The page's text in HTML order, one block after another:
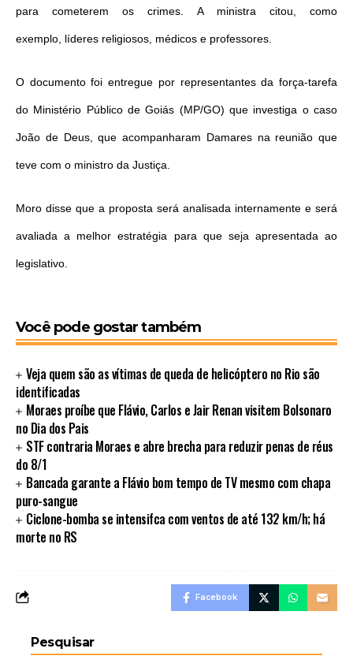
para cometerem os crimes. A ministra citou, como
exemplo, líderes religiosos, médicos e professores.
O documento foi entregue por representantes da força-tarefa
do Ministério Público de Goiás (MP/GO) que investiga o caso
João de Deus, que acompanharam Damares na reunião que
teve com o ministro da Justiça.
Moro disse que a proposta será analisada internamente e será
avaliada a melhor estratégia para que seja apresentada ao
legislativo.
Você pode gostar também
Veja quem são as vítimas de queda de helicóptero no Rio são
identificadas
Moraes proíbe que Flávio, Carlos e Jair Renan visitem Bolsonaro
no Dia dos Pais
STF contraria Moraes e abre brecha para reduzir penas de réus
do 8/1
Bancada garante a Flávio bom tempo de TV mesmo com chapa
puro-sangue
Ciclone-bomba se intensifca com ventos de até 132 km/h; há
morte no RS
Facebook
Pesquisar